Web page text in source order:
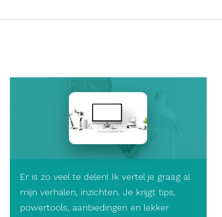
Er is zo veel te delen! Ik vertel je graag al
mijn verhalen, inzichten. Je krijgt tips,
powertools, aanbiedingen en lekker